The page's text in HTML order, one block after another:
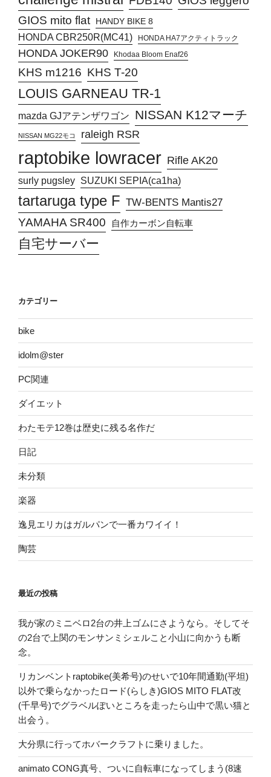
GIOS mito flat
HANDY BIKE 8
HONDA CBR250R(MC41) HONDA HA7アクティトラック
HONDA JOKER90 Khodaa Bloom Enaf26
KHS m1216 KHS T-20
LOUIS GARNEAU TR-1
mazda GJアテンザワゴン NISSAN K12マーチ
NISSAN MG22モコ raleigh RSR
raptobike lowracer Rifle AK20
surly pugsley SUZUKI SEPIA(ca1ha)
tartaruga type F TW-BENTS Mantis27
YAMAHA SR400 自作カーボン自転車
自宅サーバー
カテゴリー
bike
idolm@ster
PC関連
ダイエット
わたモテ12巻は歴史に残る名作だ
日記
未分類
楽器
逸見エリカはガルパンで一番カワイイ！
陶芸
最近の投稿
我が家のミニベロ2台の井上ゴムにさようなら。そしてそ
の2台で上関のモンサンミシェルこと小山に向かうも断
念。
リカンベントraptobike(美希号)のせいで10年間通勤(平坦)
以外で乗らなかったロード(らしき)GIOS MITO FLAT改
(千早号)でグラベルぽいところを走ったら山中で黒い猫と
出会う。
大分県に行ってホバークラフトに乗りました。
animato CONG真号、ついに自転車になってしまう(8速